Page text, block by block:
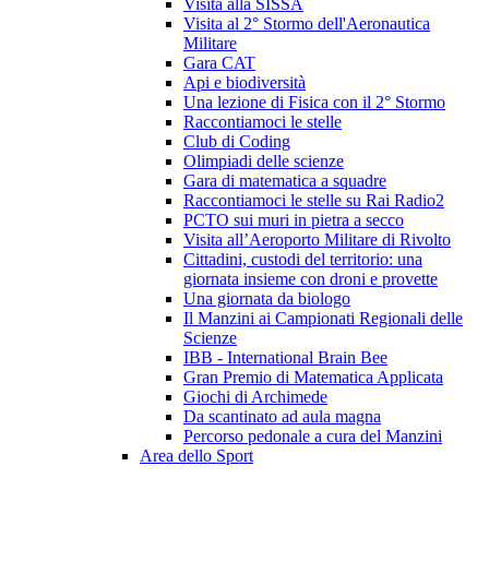
Visita alla SISSA
Visita al 2° Stormo dell'Aeronautica
Militare
Gara CAT
Api e biodiversità
Una lezione di Fisica con il 2° Stormo
Raccontiamoci le stelle
Club di Coding
Olimpiadi delle scienze
Gara di matematica a squadre
Raccontiamoci le stelle su Rai Radio2
PCTO sui muri in pietra a secco
Visita all’Aeroporto Militare di Rivolto
Cittadini, custodi del territorio: una
giornata insieme con droni e provette
Una giornata da biologo
Il Manzini ai Campionati Regionali delle
Scienze
IBB - International Brain Bee
Gran Premio di Matematica Applicata
Giochi di Archimede
Da scantinato ad aula magna
Percorso pedonale a cura del Manzini
Area dello Sport